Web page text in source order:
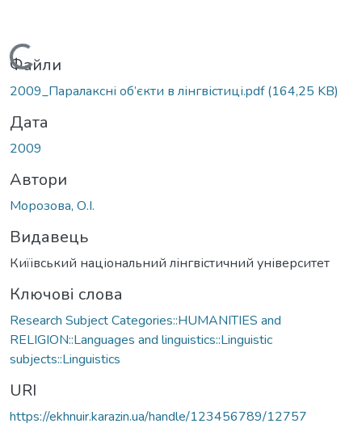
Вантажиться...
Файли
2009_Паралаксні об’єкти в лінгвістиці.pdf(164,25 KB)
Дата
2009
Автори
Морозова, О.І.
Видавець
Киїівський національний лінгвістичний університет
Ключові слова
Research Subject Categories::HUMANITIES and
RELIGION::Languages and linguistics::Linguistic
subjects::Linguistics
URI
https://ekhnuir.karazin.ua/handle/123456789/12757